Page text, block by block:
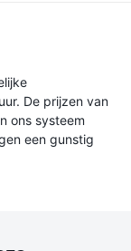
De prijzen van
ons systeem
een gunstig